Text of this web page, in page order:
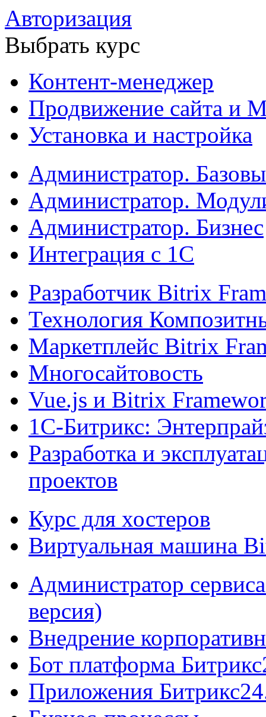
Авторизация
Выбрать курс
Контент-менеджер
Продвижение сайта и
Установка и настройка
Администратор.
Администратор.
Администратор. Бизнес
Интеграция с 1С
Разработчик Bitrix
Технология
Маркетплейс Bitrix
Многосайтовость
Vue.js и Bitrix
1С-Битрикс:
Разработка и
проектов
Курс для хостеров
Виртуальная машина
Администратор
версия)
Внедрение
Бот платформа
Приложения